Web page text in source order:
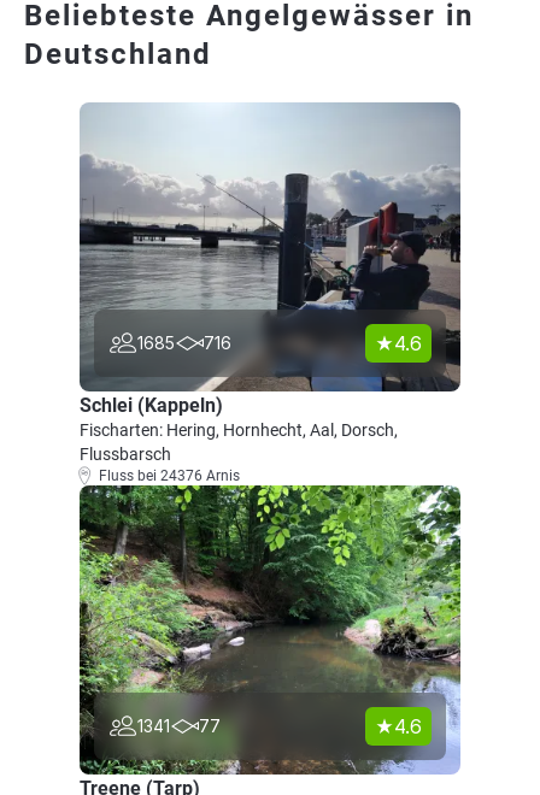
Beliebteste Angelgewässer in
Deutschland
1685 716 4.6
Schlei (Kappeln)
Fischarten: Hering, Hornhecht, Aal, Dorsch,
Flussbarsch
Fluss bei 24376 Arnis
1341 77 4.6
Treene (Tarp)